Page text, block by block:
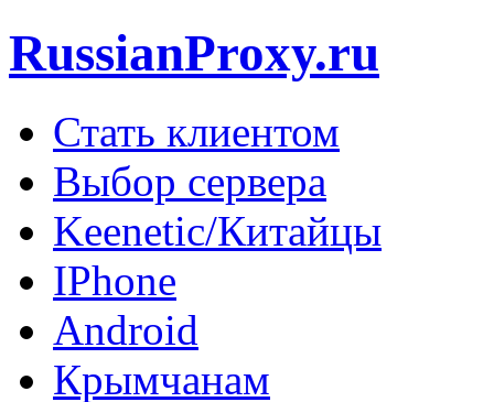
RussianProxy.ru
Стать клиентом
Выбор сервера
Keenetic/Китайцы
IPhone
Android
Крымчанам